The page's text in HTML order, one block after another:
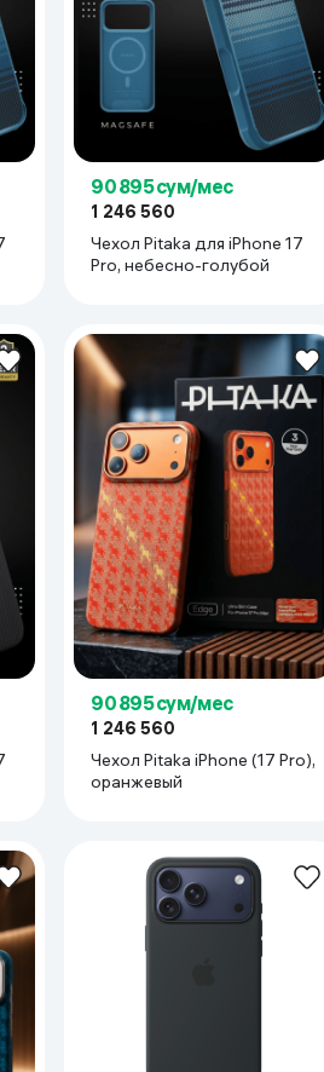
90 895 сум/мес
1 246 560
Чехол Pitaka для iPhone 17
Pro, небесно-голубой
90 895 сум/мес
1 246 560
Чехол Pitaka iPhone (17 Pro),
оранжевый